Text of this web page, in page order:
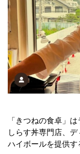
「きつねの食卓」
しらす丼専門店、
ハイボールを提供す